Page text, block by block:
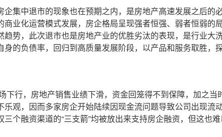
集中退市的现象也在预期之内，是房地产高速发展之后的
商业化运营模式发展，房企格局呈现强者恒强、弱者恒弱的
趋势，此次退市也是房地产业的优胜劣汰的表现，是行业大
身的负债率，回归到高质量发展阶段，以产品和服务取胜，
行，房地产销售业绩下滑，资金回笼得不到保障，加之当
乐观，因而多家房企开始陆续因现金流问题导致公司出现流
个融资渠道的“三支箭”均被放出来支持房企融资，但这也